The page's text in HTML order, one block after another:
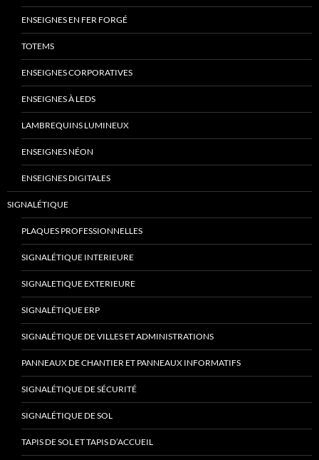
ENSEIGNES EN FER FORGÉ
TOTEMS
ENSEIGNES CORPORATIVES
ENSEIGNES À LEDS
LAMBREQUINS LUMINEUX
ENSEIGNES NÉON
ENSEIGNES DIGITALES
SIGNALÉTIQUE
PLAQUES PROFESSIONNELLES
SIGNALÉTIQUE INTERIEURE
SIGNALETIQUE EXTERIEURE
SIGNALÉTIQUE ERP
SIGNALÉTIQUE DE VILLES ET ADMINISTRATIONS
PANNEAUX DE CHANTIER ET PANNEAUX INFORMATIFS
SIGNALÉTIQUE DE SÉCURITÉ
SIGNALÉTIQUE DE SOL
TAPIS DE SOL ET TAPIS D’ACCUEIL